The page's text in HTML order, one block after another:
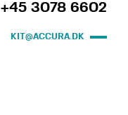
+45 3078 6602
KIT@ACCURA.DK